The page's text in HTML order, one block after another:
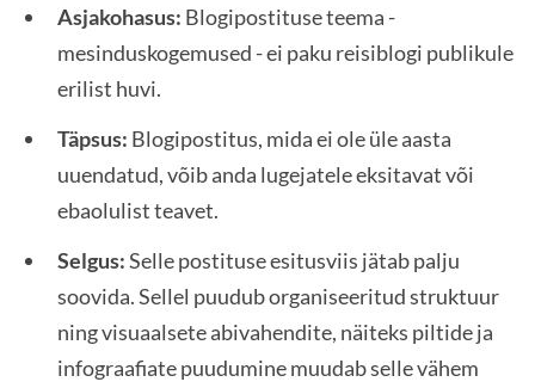
Asjakohasus: Blogipostituse teema -
mesinduskogemused - ei paku reisiblogi publikule
erilist huvi.
Täpsus: Blogipostitus, mida ei ole üle aasta
uuendatud, võib anda lugejatele eksitavat või
ebaolulist teavet.
Selgus:Selle postituse esitusviis jätab palju
soovida. Sellel puudub organiseeritud struktuur
ning visuaalsete abivahendite, näiteks piltide ja
infograafiate puudumine muudab selle vähem